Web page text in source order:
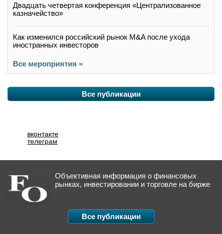
Двадцать четвертая конференция «Централизованное
казначейство»
Как изменился российский рынок M&A после ухода
иностранных инвесторов
Все мероприятия »
Все публикации
вконтакте
телеграм
Объективная информация о финансовых
рынках, инвестировании и торговле на бирже
Все публикации